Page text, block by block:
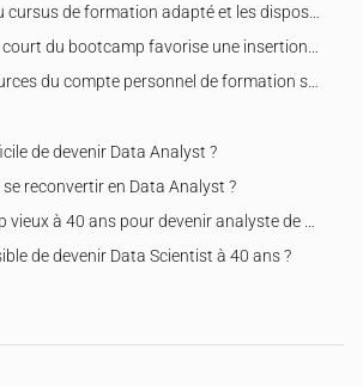
La sélection du cursus de formation adapté et les dispositifs de prise en charge
Le format court du bootcamp favorise une insertion rapide sur le marché du travail
Les ressources du compte personnel de formation sécurisent le financement du projet
de devenir Data Analyst ?
reconvertir en Data Analyst ?
Est-ce trop vieux à 40 ans pour devenir analyste de données ?
de devenir Data Scientist à 40 ans ?